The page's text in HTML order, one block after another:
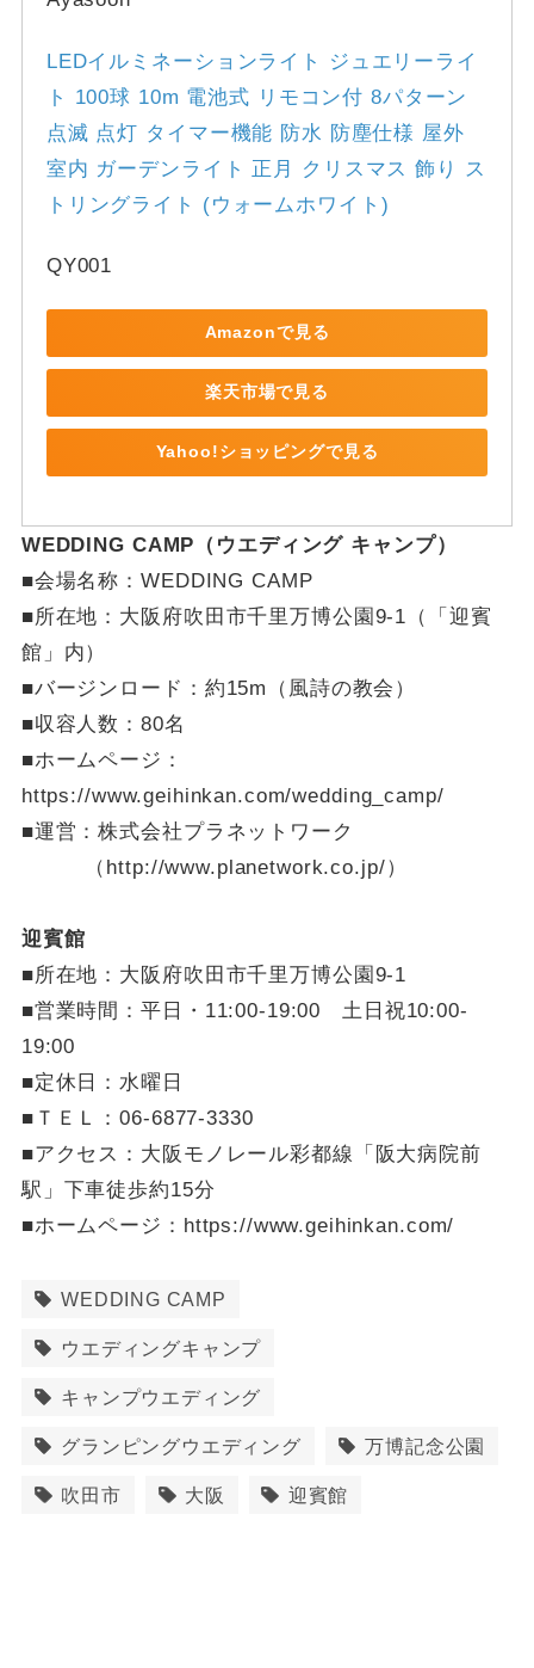
LEDイルミネーションライト ジュエリーライ
ト 100球 10m 電池式 リモコン付 8パターン
点滅 点灯 タイマー機能 防水 防塵仕様 屋外
室内 ガーデンライト 正月 クリスマス 飾り ス
トリングライト (ウォームホワイト)
QY001
Amazonで見る
楽天市場で見る
Yahoo!ショッピングで見る
WEDDING CAMP（ウエディング キャンプ）
■会場名称：WEDDING CAMP
■所在地：大阪府吹田市千里万博公園9-1（「迎賓
館」内）
■バージンロード：約15m（風詩の教会）
■収容人数：80名
■ホームページ：
https://www.geihinkan.com/wedding_camp/
■運営：株式会社プラネットワーク
（http://www.planetwork.co.jp/）
迎賓館
■所在地：大阪府吹田市千里万博公園9-1
■営業時間：平日・11:00-19:00 土日祝10:00-
19:00
■定休日：水曜日
■ＴＥＬ：06-6877-3330
■アクセス：大阪モノレール彩都線「阪大病院前
駅」下車徒歩約15分
■ホームページ：https://www.geihinkan.com/
WEDDING CAMP
ウエディングキャンプ
キャンプウエディング
グランピングウエディング 万博記念公園
吹田市 大阪 迎賓館